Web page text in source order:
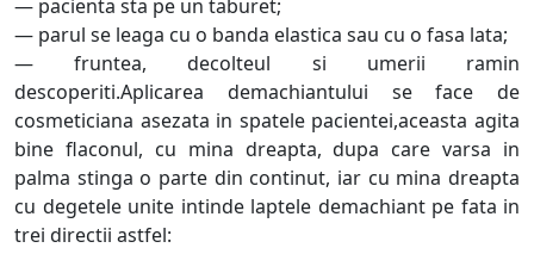
— pacienta sta pe un taburet;
— parul se leaga cu o banda elastica sau cu o fasa lata;
— fruntea, decolteul si umerii ramin
descoperiti.Aplicarea demachiantului se face de
cosmeticiana asezata in spatele pacientei,aceasta agita
bine flaconul, cu mina dreapta, dupa care varsa in
palma stinga o parte din continut, iar cu mina dreapta
cu degetele unite intinde laptele demachiant pe fata in
trei directii astfel: